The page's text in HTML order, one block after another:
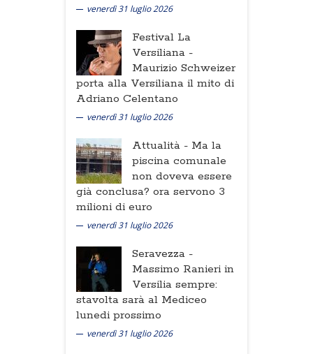
venerdì 31 luglio 2026
Festival La
Versiliana -
Maurizio Schweizer
porta alla Versiliana il mito di
Adriano Celentano
venerdì 31 luglio 2026
Attualità - Ma la
piscina comunale
non doveva essere
già conclusa? ora servono 3
milioni di euro
venerdì 31 luglio 2026
Seravezza -
Massimo Ranieri in
Versilia sempre:
stavolta sarà al Mediceo
lunedi prossimo
venerdì 31 luglio 2026